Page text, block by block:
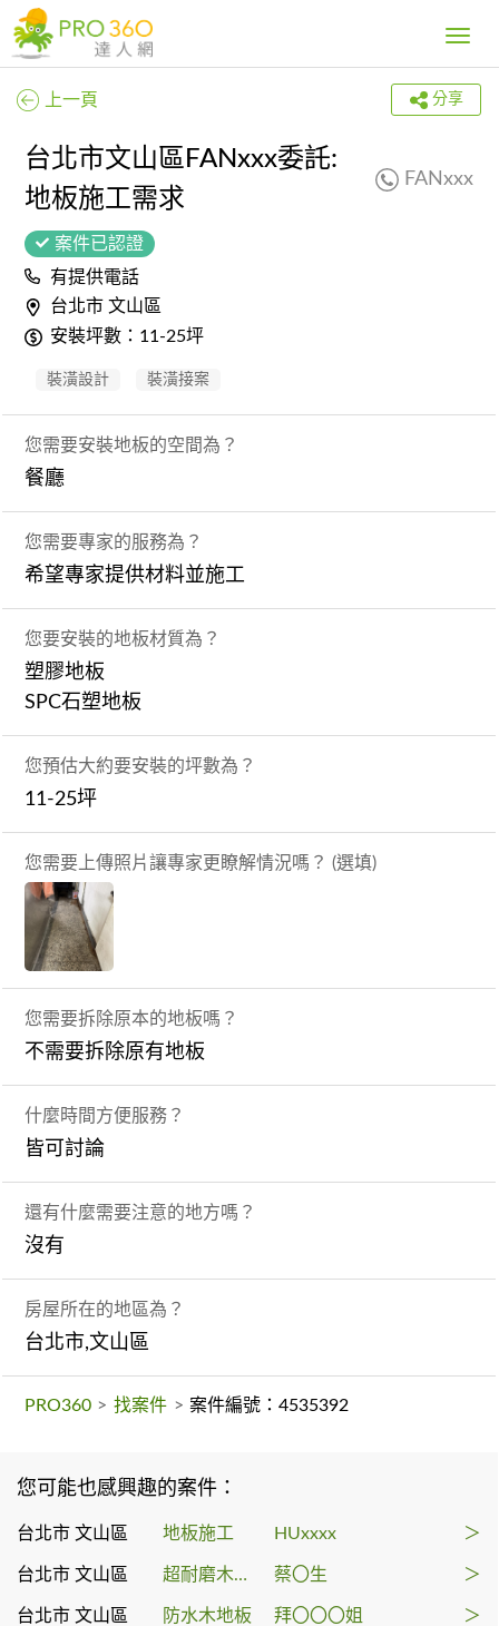
Toggle
上一頁 分享
台北市文山區FANxxx委託:
地板施工需求
FANxxx
案件已認證
有提供電話
台北市 文山區
安裝坪數：11-25坪
裝潢設計 裝潢接案
您需要安裝地板的空間為？
餐廳
您需要專家的服務為？
希望專家提供材料並施工
您要安裝的地板材質為？
塑膠地板
SPC石塑地板
您預估大約要安裝的坪數為？
11-25坪
您需要上傳照片讓專家更瞭解情況嗎？ (選填)
您需要拆除原本的地板嗎？
不需要拆除原有地板
什麼時間方便服務？
皆可討論
還有什麼需要注意的地方嗎？
沒有
房屋所在的地區為？
台北市,文山區
PRO360 > 找案件 > 案件編號：4535392
您可能也感興趣的案件：
台北市 文山區 地板施工 HUxxxx ＞
台北市 文山區 超耐磨木地板 蔡〇生 ＞
台北市 文山區 防水木地板 拜〇〇〇姐 ＞